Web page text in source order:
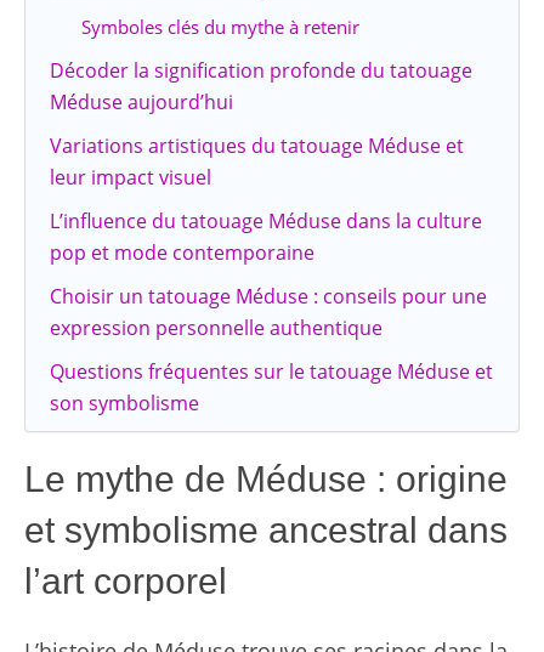
Symboles clés du mythe à retenir
Décoder la signification profonde du tatouage
Méduse aujourd’hui
Variations artistiques du tatouage Méduse et
leur impact visuel
L’influence du tatouage Méduse dans la culture
pop et mode contemporaine
Choisir un tatouage Méduse : conseils pour une
expression personnelle authentique
Questions fréquentes sur le tatouage Méduse et
son symbolisme
Le mythe de Méduse : origine
et symbolisme ancestral dans
l’art corporel